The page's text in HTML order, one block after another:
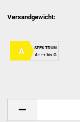
Versandgewicht:
A
SPEKTRUM
A+++ bis G